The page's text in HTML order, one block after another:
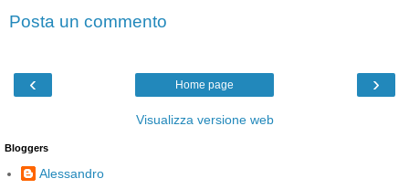
Posta un commento
‹ ›
Home page
Visualizza versione web
Bloggers
Alessandro